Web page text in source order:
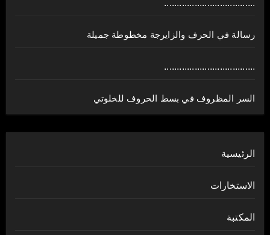
....................................
رسالة في الحرف والزايرجة مخطوطة جميلة
....................................
السر المظروف في بسط الحروف للخلوتي
الرئيسية
الاستخارات
المكتبة